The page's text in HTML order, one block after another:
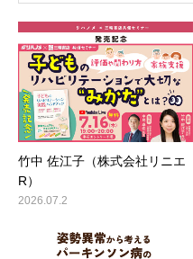
竹中 佐江子（株式会社リニエ
R）
2026.07.2